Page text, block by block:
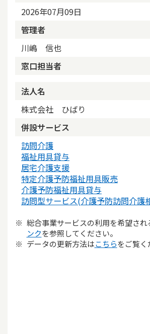
2026年07月09日
管理者
川嶋 信也
窓口担当者
法人名
株式会社 ひばり
併設サービス
訪問介護
福祉用具貸与
居宅介護支援
特定介護予防福祉用具販売
介護予防福祉用具貸与
訪問型サービス(介護予防訪問介護
総合事業サービスの利用を希望さ
ンクを参照してください。
データの更新方法はこちらをご覧く